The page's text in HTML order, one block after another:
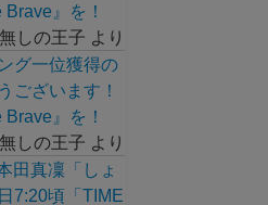
』を！
しの王子 より
グ一位獲得の
ございます！
』を！
しの王子 より
田真凜「しょ
7:20頃「TIME